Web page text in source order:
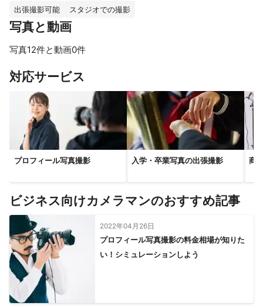
スタ映え”を意識した加工もできます。）
ます！
に取り組ませていただきます！
日程調整や特殊な条件、案件等にも柔軟に対応させていただきま
これまでの実績
・企業、団体様
保育園、幼稚園等で運動会、お遊戯会等の撮影
様々なイベント、キャンプなどでのお子様の撮影
アピールポイント
知識、努力、綿密なコミュニケーションを経て、他に劣らないサ
ービスの提供を心掛けています。
出張撮影可能 スタジオでの撮影
写真と動画
写真12件と動画0件
対応サービス
プロフィール写真撮影 入学・卒業写真の出張撮影 商
ビジネス向けカメラマンのおすすめ記事
2022年04月26日
プロフィール写真撮影の料金相場が知りた
い！シミュレーションしよう